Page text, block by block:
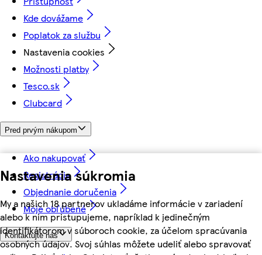
Nastavenia súkromia
My a našich 18 partnerov ukladáme informácie v zariadení
alebo k nim pristupujeme, napríklad k jedinečným
identifikátorom v súboroch cookie, za účelom spracúvania
osobných údajov. Svoj súhlas môžete udeliť alebo spravovať
Kde dovážame
Poplatok za službu
Nastavenia cookies
Možnosti platby
Tesco.sk
Clubcard
Pred prvým nákupom
Ako nakupovať
Registrácia
Objednanie doručenia
Moje obľúbené
Kontaktujte nás